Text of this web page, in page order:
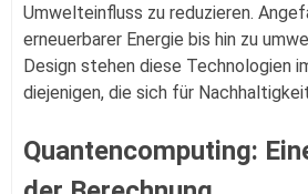
Umwelteinfluss zu reduzieren.
erneuerbarer Energie bis hin zu
Design stehen diese Technologien
diejenigen, die sich für
Quantencomputing: